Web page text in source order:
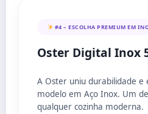
#4 – ESCOLHA PREMIUM EM
Oster Digital Inox
A Oster uniu durabilidade e
modelo em Aço Inox. Um
qualquer cozinha moderna.